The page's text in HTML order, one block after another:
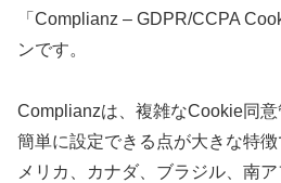
「Complianz – GDPR/CCPA
ンです。
Complianzは、複雑なCookie同
簡単に設定できる点が大きな特
メリカ、カナダ、ブラジル、南